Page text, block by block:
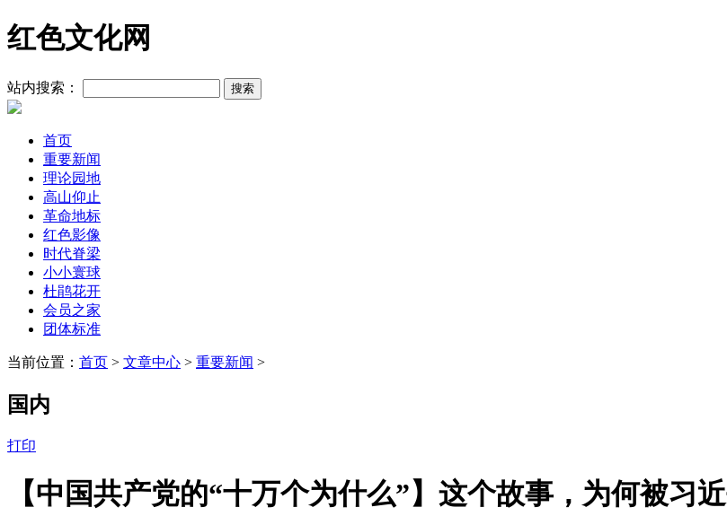
红色文化网
站内搜索：
首页
重要新闻
理论园地
高山仰止
革命地标
红色影像
时代脊梁
小小寰球
杜鹃花开
会员之家
团体标准
当前位置： 首页 > 文章中心 > 重要新闻 >
国内
打印
【中国共产党的“十万个为什么”】这个故事，为何被习